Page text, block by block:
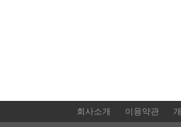
회사소개 이용약관